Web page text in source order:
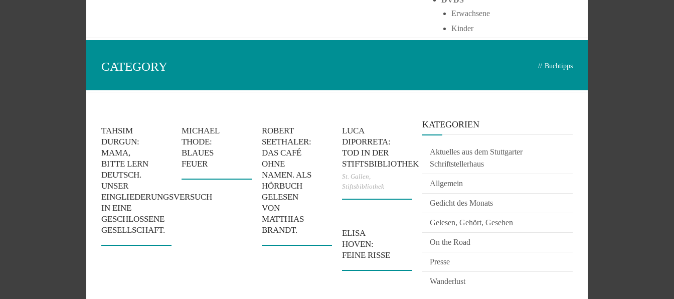
Erwachsene
Kinder
CATEGORY // Buchtipps
TAHSIM
DURGUN:
MAMA,
BITTE LERN
DEUTSCH.
UNSER
EINGLIEDERUNGSVERSUCH
IN EINE
GESCHLOSSENE
GESELLSCHAFT.
MICHAEL
THODE:
BLAUES
FEUER
ROBERT
SEETHALER:
DAS CAFÉ
OHNE
NAMEN. ALS
HÖRBUCH
GELESEN
VON
MATTHIAS
BRANDT.
LUCA
DIPORRETA:
TOD IN DER
STIFTSBIBLIOTHEK
St. Gallen,
Stiftsbibliothek
ELISA
HOVEN:
FEINE RISSE
KATEGORIEN
Aktuelles aus dem Stuttgarter
Schriftstellerhaus
Allgemein
Gedicht des Monats
Gelesen, Gehört, Gesehen
On the Road
Presse
Wanderlust